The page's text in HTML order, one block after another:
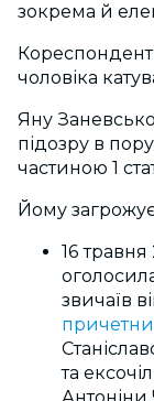
зокрема й
чоловіка
Яну
підозру в
частиною 1
Йому
16
звичаїв
та